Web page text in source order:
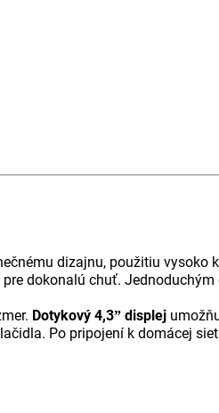
dizajnu, použitiu
dokonalú chuť.
Dotykový 4,3ˮ displej
Po pripojení k domácej